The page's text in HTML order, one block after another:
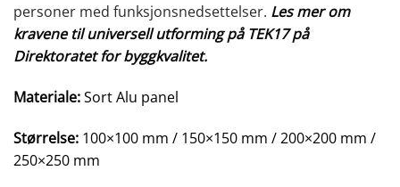
personer med funksjonsnedsettelser. Les mer om
kravene til universell utforming på TEK17 på
Direktoratet for byggkvalitet.
Materiale:Sort Alu panel
Størrelse: 100×100 mm / 150×150 mm / 200×200 mm /
250×250 mm